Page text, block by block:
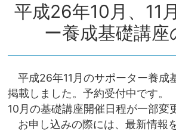
平成26年10月、11
ー養成基礎講座
平成26年11月のサポーター養成基礎講座の日程を
掲載しました。予約受付中です。
10月の基礎講座開催日程が一部変
お申し込みの際には、最新情報をホームページで